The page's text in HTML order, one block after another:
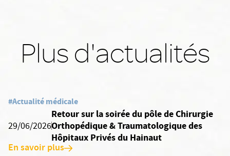
Plus d'actualités
#Actualité médicale
29/06/2026
Retour sur la soirée du pôle de Chirurgie
Orthopédique & Traumatologique des
Hôpitaux Privés du Hainaut
En savoir plus